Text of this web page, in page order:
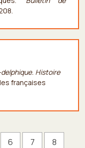
delphique. Histoire
françaises
6 7
8